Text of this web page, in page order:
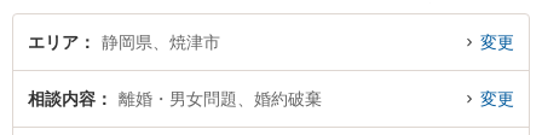
もでき便利です。特に弁護士法人KURATA 焼津事務所の黒木 朋宏弁護士や西尾
智美法律事務所の西尾 智美弁護士のプロフィール情報や弁護士費用、強みなど
弁護士を検索したい』『初回相談無料で婚約破棄を法律相談できる焼津市内の
弁護士に相談予約したい』などでお困りの相談者さんにおすすめです。
エリア 静岡県、焼津市 変更
相談内容 離婚・男女問題、婚約破棄 変更